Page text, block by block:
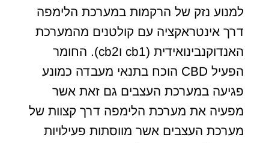
למנוע נזק של הרקמות במערכת הלימפה
דרך אינטראקציה עם קולטנים מהמערכת
האנדוקנבינואידית (cb1 וcb2). החומר
הפעיל CBD הוכח בתנאי מעבדה כמונע
פגיעה במערכת העצבים גם זאת אשר
מפעיה את מערכת הלימפה דרך קצוות של
מערכת העצבים אשר מווסתות פעילויות